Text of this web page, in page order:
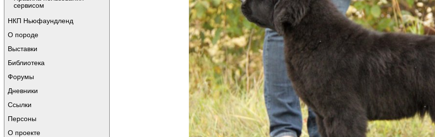
сервисом
НКП Ньюфаундленд
О породе
Выставки
Библиотека
Форумы
Дневники
Ссылки
Персоны
О проекте